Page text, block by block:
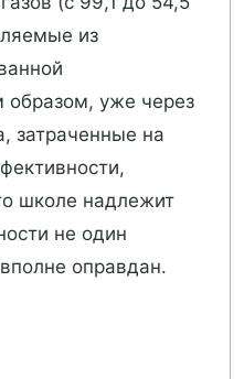
из
образом, уже через
затраченные на
школе надлежит
не один
оправдан.